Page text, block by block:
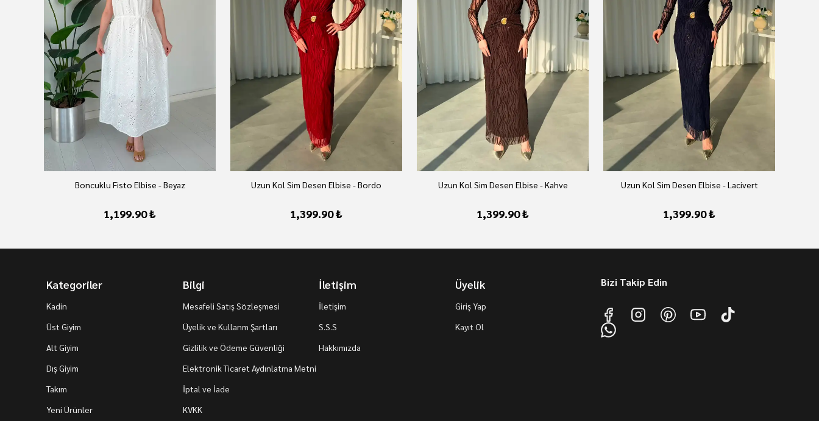
Boncuklu Fisto Elbise - Beyaz
1,199.90 ₺
Uzun Kol Sim Desen Elbise - Bordo
1,399.90 ₺
Uzun Kol Sim Desen Elbise - Kahve
1,399.90 ₺
Uzun Kol Sim Desen Elbise - Lacivert
1,399.90 ₺
Kategoriler
Kadin
Üst Giyim
Alt Giyim
Dış Giyim
Takım
Yeni Ürünler
Bilgi
Mesafeli Satış Sözleşmesi
Üyelik ve Kullanm Şartları
Gizlilik ve Ödeme Güvenliği
Elektronik Ticaret Aydınlatma Metni
İptal ve İade
KVKK
İletişim
İletişim
S.S.S
Hakkımızda
Üyelik
Giriş Yap
Kayıt Ol
Bizi Takip Edin